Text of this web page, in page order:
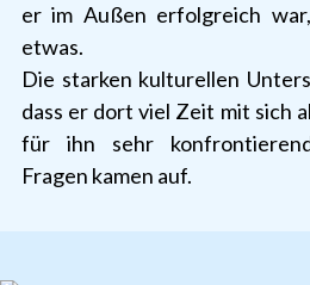
er im Außen erfolgreich
etwas.
Die starken kulturellen
dass er dort viel Zeit mit sich
für ihn sehr
Fragen kamen auf.